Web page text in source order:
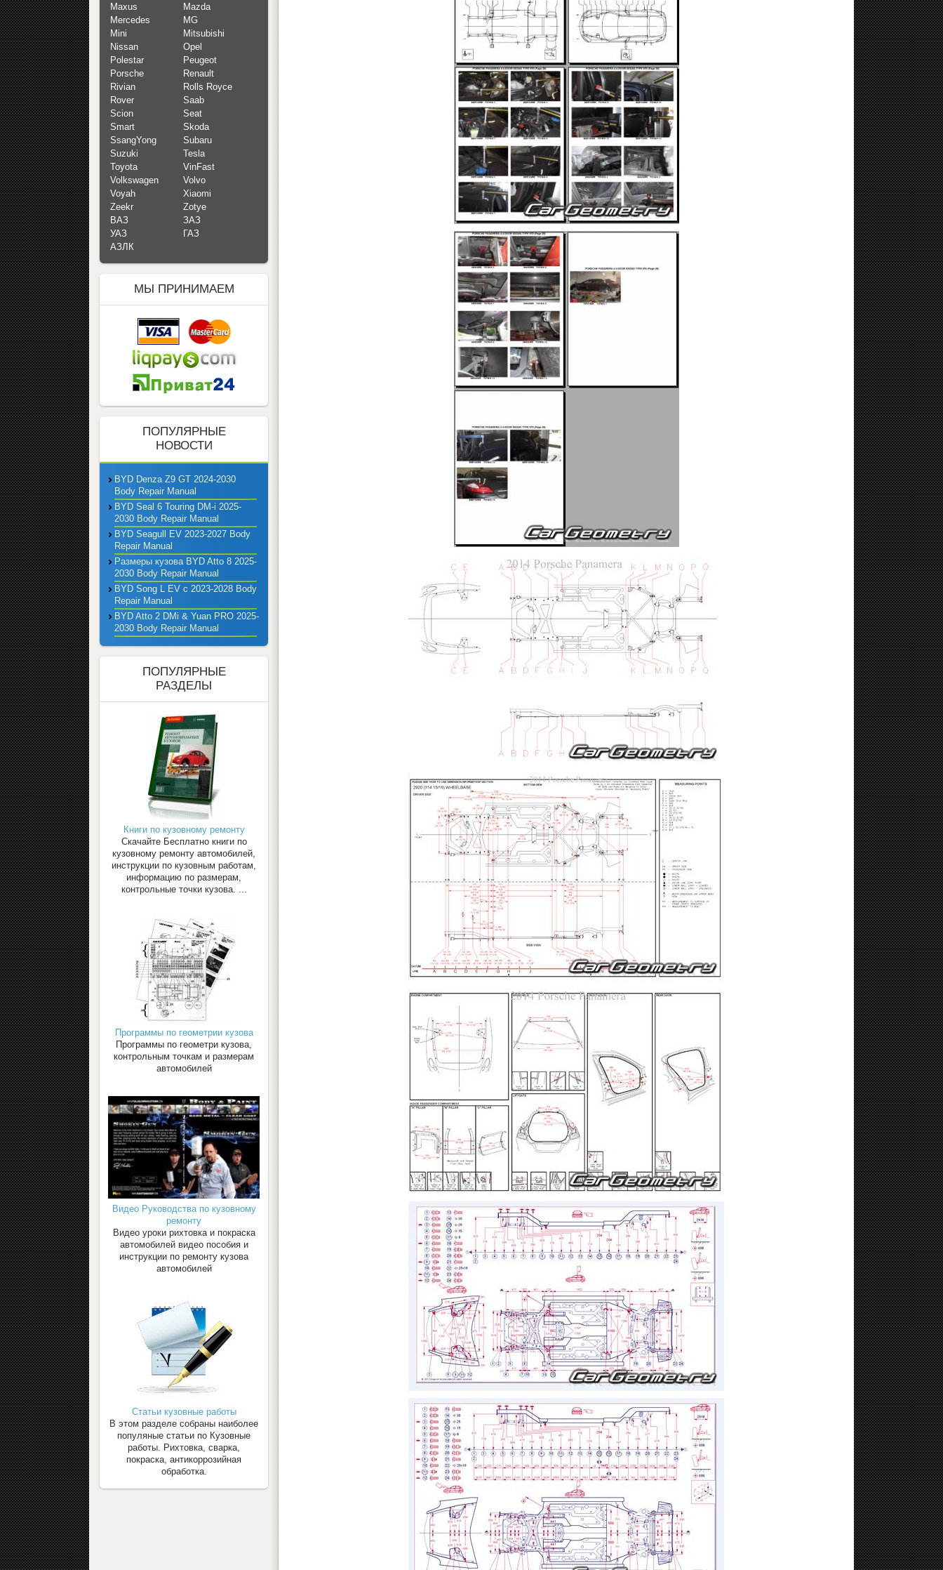
Maxus
Mazda
Mercedes
MG
Mini
Mitsubishi
Nissan
Opel
Polestar
Peugeot
Porsche
Renault
Rivian
Rolls Royce
Rover
Saab
Scion
Seat
Smart
Skoda
SsangYong
Subaru
Suzuki
Tesla
Toyota
VinFast
Volkswagen
Volvo
Voyah
Xiaomi
Zeekr
Zotye
ВАЗ
ЗАЗ
УАЗ
ГАЗ
АЗЛК
МЫ ПРИНИМАЕМ
ПОПУЛЯРНЫЕ
НОВОСТИ
BYD Denza Z9 GT 2024-2030
Body Repair Manual
BYD Seal 6 Touring DM-i 2025-
2030 Body Repair Manual
BYD Seagull EV 2023-2027 Body
Repair Manual
Размеры кузова BYD Atto 8 2025-
2030 Body Repair Manual
BYD Song L EV с 2023-2028 Body
Repair Manual
BYD Atto 2 DMi & Yuan PRO 2025-
2030 Body Repair Manual
ПОПУЛЯРНЫЕ
РАЗДЕЛЫ
Книги по кузовному ремонту
Скачайте Бесплатно книги по
кузовному ремонту автомобилей,
инструкции по кузовным работам,
информацию по размерам,
контрольные точки кузова. ...
Программы по геометрии кузова
Программы по геометри кузова,
контрольным точкам и размерам
автомобилей
Видео Руководства по кузовному
ремонту
Видео уроки рихтовка и покраска
автомобилей видео пособия и
инструкции по ремонту кузова
автомобилей
Статьи кузовные работы
В этом разделе собраны наиболее
популяные статьи по Кузовные
работы. Рихтовка, сварка,
покраска, антикоррозийная
обработка.